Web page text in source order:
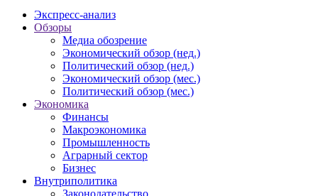
Экспресс-анализ
Обзоры
Медиа обозрение
Экономический обзор (нед.)
Политический обзор (нед.)
Экономический обзор (мес.)
Политический обзор (мес.)
Экономика
Финансы
Макроэкономика
Промышленность
Аграрный сектор
Бизнес
Внутриполитика
Законодательство